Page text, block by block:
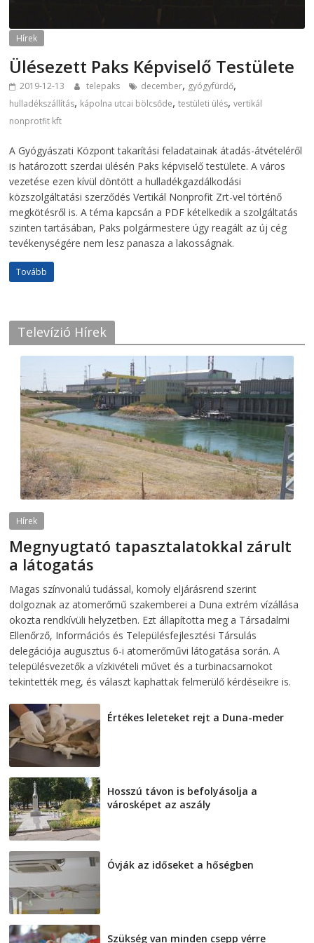
Hírek
Ülésezett Paks Képviselő Testülete
2019-12-13 telepaks december, gyógyfürdő,
hulladékszállítás, kápolna utcai bölcsőde,testületi ülés,vertikál
nonprotfit kft
A Gyógyászati Központ takarítási feladatainak átadás-átvételéről
is határozott szerdai ülésén Paks képviselő testülete. A város
vezetése ezen kívül döntött a hulladékgazdálkodási
közszolgáltatási szerződés Vertikál Nonprofit Zrt-vel történő
megkötésről is. A téma kapcsán a PDF kételkedik a szolgáltatás
szinten tartásában, Paks polgármestere úgy reagált az új cég
tevékenységére nem lesz panasza a lakosságnak.
Tovább
Televízió Hírek
Hírek
Megnyugtató tapasztalatokkal zárult
a látogatás
Magas színvonalú tudással, komoly eljárásrend szerint
dolgoznak az atomerőmű szakemberei a Duna extrém vízállása
okozta rendkívüli helyzetben. Ezt állapította meg a Társadalmi
Ellenőrző, Információs és Településfejlesztési Társulás
delegációja augusztus 6-i atomerőművi látogatása során. A
településvezetők a vízkivételi művet és a turbinacsarnokot
tekintették meg, és választ kaphattak felmerülő kérdéseikre is.
Értékes leleteket rejt a Duna-meder
Hosszú távon is befolyásolja a
városképet az aszály
Óvják az időseket a hőségben
Szükség van minden csepp vérre